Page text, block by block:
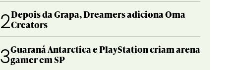
2Depois da Grapa, Dreamers adiciona Oma
Creators
3Guaraná Antarctica e PlayStation criam arena
gamer em SP